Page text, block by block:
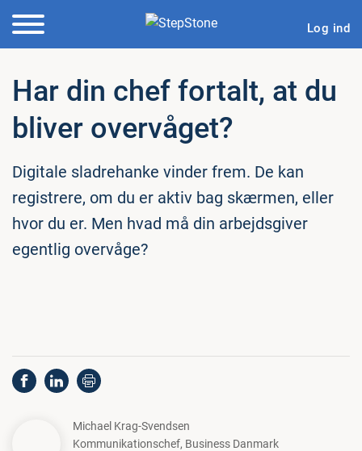
Log ind
Har din chef fortalt, at du
bliver overvåget?
Digitale sladrehanke vinder frem. De kan
registrere, om du er aktiv bag skærmen, eller
hvor du er. Men hvad må din arbejdsgiver
egentlig overvåge?
Michael Krag-Svendsen
Kommunikationschef, Business Danmark